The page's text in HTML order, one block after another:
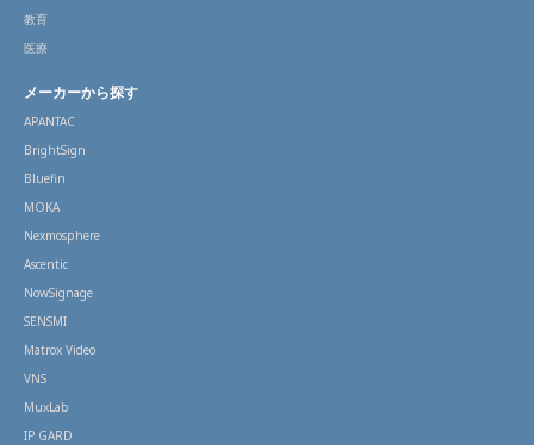
教育
医療
メーカーから探す
APANTAC
BrightSign
Bluefin
MOKA
Nexmosphere
Ascentic
NowSignage
SENSMI
Matrox Video
VNS
MuxLab
IP GARD